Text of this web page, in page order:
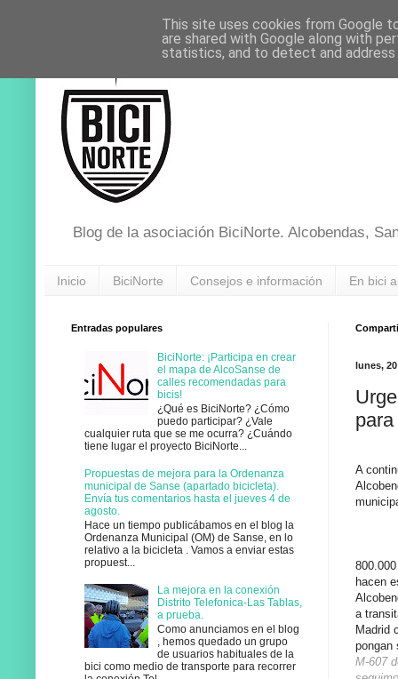
Blog de la asociación BiciNorte. Alcobendas,
Inicio BiciNorte Consejos e información En bici
lunes,
A
hacen
a
Madrid
pongan
M-607
Entradas populares
BiciNorte: ¡Participa en crear
el mapa de AlcoSanse de
calles recomendadas para
bicis!
¿Qué es BiciNorte? ¿Cómo
puedo participar? ¿Vale
cualquier ruta que se me ocurra? ¿Cuándo
tiene lugar el proyecto BiciNorte...
Propuestas de mejora para la Ordenanza
municipal de Sanse (apartado bicicleta).
Envía tus comentarios hasta el jueves 4 de
agosto.
Hace un tiempo publicábamos en el blog la
Ordenanza Municipal (OM) de Sanse, en lo
relativo a la bicicleta . Vamos a enviar estas
propuest...
La mejora en la conexión
Distrito Telefonica-Las Tablas,
a prueba.
Como anunciamos en el blog
, hemos quedado un grupo
de usuarios habituales de la
bici como medio de transporte para recorrer
This site uses cookies from Google
are shared with Google along with
statistics, and to detect and address